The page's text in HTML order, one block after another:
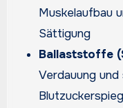
Muskelaufbau
Sättigung
Ballaststoffe
Verdauung